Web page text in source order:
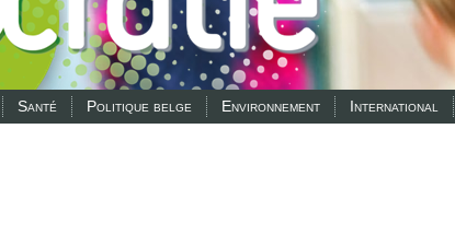
Santé Politique belge Environnement International